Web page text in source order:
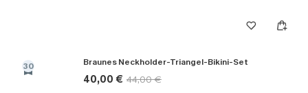
30 Braunes Neckholder-Triangel-Bikini-Set
40,00 € 44,00 €